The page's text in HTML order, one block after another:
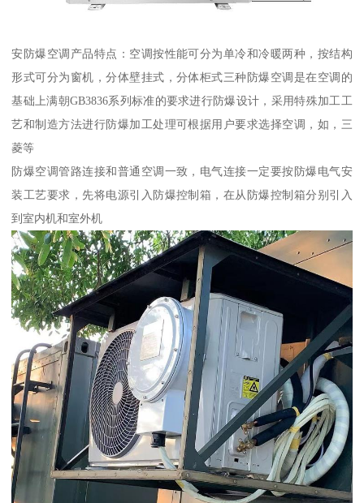
安防爆空调产品特点：空调按性能可分为单冷和冷暖两种，按结构
形式可分为窗机，分体壁挂式，分体柜式三种防爆空调是在空调的
基础上满朝GB3836系列标准的要求进行防爆设计，采用特殊加工工
艺和制造方法进行防爆加工处理可根据用户要求选择空调，如，三
菱等
防爆空调管路连接和普通空调一致，电气连接一定要按防爆电气安
装工艺要求，先将电源引入防爆控制箱，在从防爆控制箱分别引入
到室内机和室外机